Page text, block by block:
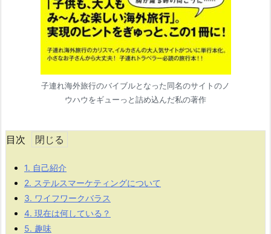
子連れ海外旅行のバイブルとなった同名のサイトのノ
ウハウをギューっと詰め込んだ私の著作
目次
1. 自己紹介
2. ステルスマーケティングについて
3. ワイフワークバラス
4. 現在は何している？
5. 趣味